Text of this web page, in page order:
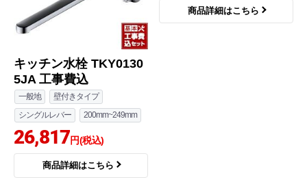
キッチン水栓 TKY0130
5JA 工事費込
一般地
壁付きタイプ
シングルレバー
200mm~249mm
26,817円(税込)
商品詳細はこちら
商品詳細はこちら